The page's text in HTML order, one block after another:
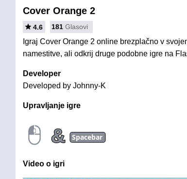
Cover Orange 2
4.6 181 Glasovi
Igraj Cover Orange 2 online brezplačno v
namestitve, ali odkrij druge podobne igre na
Developer
Developed by Johnny-K
Upravljanje igre
& Spacebar
Video o igri